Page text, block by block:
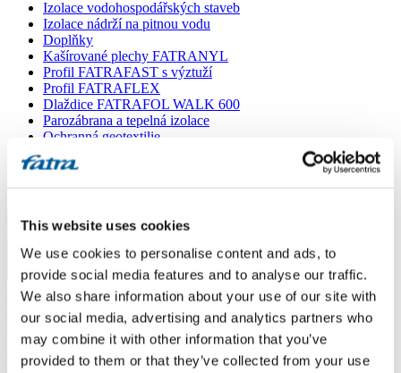
This website uses cookies
We use cookies to personalise content and ads, to
provide social media features and to analyse our traffic.
We also share information about your use of our site with
our social media, advertising and analytics partners who
may combine it with other information that you’ve
provided to them or that they’ve collected from your use
Izolace vodohospodářských staveb
Izolace nádrží na pitnou vodu
Doplňky
Kašírované plechy FATRANYL
Profil FATRAFAST s výztuží
Profil FATRAFLEX
Dlaždice FATRAFOL WALK 600
Parozábrana a tepelná izolace
Ochranná geotextilie
Ostatní doplňky
Menu
Menu
Domů
Dotaz 215
Dotaz 215